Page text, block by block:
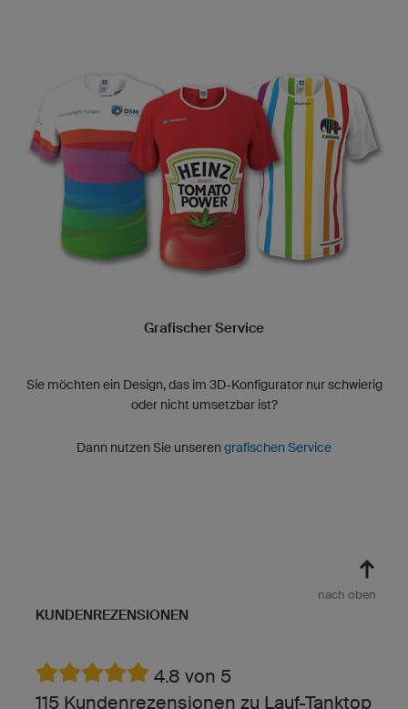
Grafischer Service
Sie möchten ein Design, das im 3D-Konfigurator nur schwierig
oder nicht umsetzbar ist?
Dann nutzen Sie unseren grafischen Service
nach oben
KUNDENREZENSIONEN
4.8 von 5
115 Kundenrezensionen zu Lauf-Tanktop